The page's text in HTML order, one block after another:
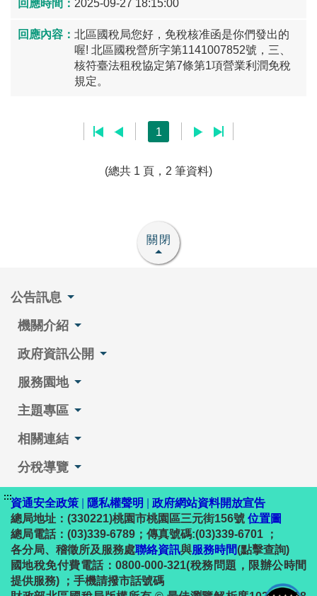
2025-09-27 18:15:00
北區國稅局您好，免稅核准函是你們發出的
喔! 北區國稅營所字第1141007852號，三、
核符臺法租稅協定第7條第1項營業利潤免稅
規定。
1
(總共 1 頁，2 筆資料)
關閉
公告訊息
機關介紹
政府資訊公開
服務園地
主題專區
相關連結
分稅導覽
:::資通安全政策 隱私權聲明
政府網站資料開放宣告
總局地址：(330221)桃園市桃園區三元街156號 位置圖
總局電話：(03)339-6789；傳真號碼:(03)339-6701 ；
各分局、稽徵所及服務處聯絡資訊與服務時間(點擊查詢)
國地稅免付費電話：0800-000-321(稅務問題，限辦公時間
提供服務) ；手機請撥市話號碼